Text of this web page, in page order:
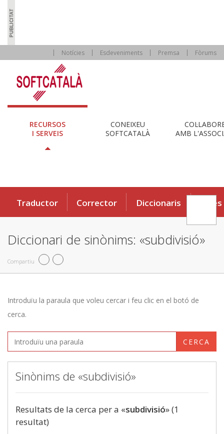
Notícies Esdeveniments Premsa Fòrums
RECURSOS
I SERVEIS
CONEIXEU
SOFTCATALÀ
AMB
Traductor Corrector Diccionaris Eines
Diccionari de sinònims: «subdivisió»
Compartiu
Introduïu la paraula que voleu cercar i feu clic en el botó de
cerca.
CERCA
Sinònims de «subdivisió»
Resultats de la cerca per a «subdivisió» (1
resultat)